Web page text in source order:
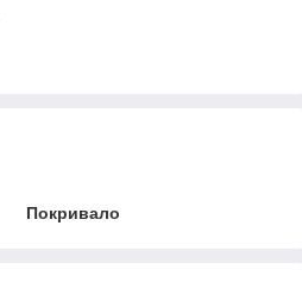
Покривало